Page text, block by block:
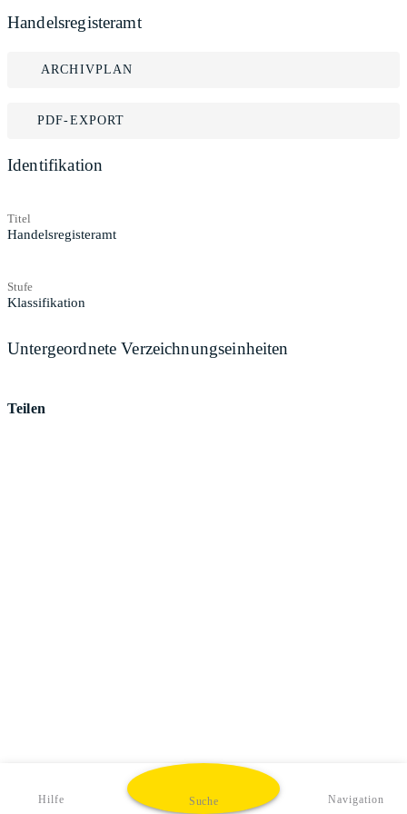
Handelsregisteramt
ARCHIVPLAN
PDF-EXPORT
Identifikation
Titel
Handelsregisteramt
Stufe
Klassifikation
Untergeordnete Verzeichnungseinheiten
Teilen
Hilfe Suche Navigation